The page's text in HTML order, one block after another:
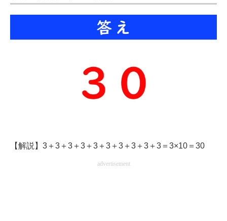
スマホと通信の最新トレンド
好きが集まる 比べて選べる
ビジネスと働き方のヒント
【解説】3＋3＋3＋3＋3＋3＋3＋3＋3＋3＝3×10＝30
advertisement